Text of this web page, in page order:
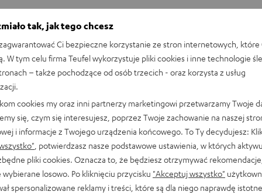
tak, jak tego chcesz
Ci bezpieczne korzystanie ze stron internetowych, które
W tym celu firma Teufel wykorzystuje pliki cookies i inne technologie
– także pochodzące od osób trzecich - oraz korzysta z usług
cookies my oraz inni partnerzy marketingowi przetwarzamy Twoje
się, czym się interesujesz, poprzez Twoje zachowanie na naszej
i informacje z Twojego urządzenia końcowego. To Ty decydujesz:
, potwierdzasz nasze podstawowe ustawienia, w których
pliki cookies. Oznacza to, że będziesz otrzymywać
wybierane losowo. Po kliknięciu przycisku "Akceptuj wszystko"
spersonalizowane reklamy i treści, które są dla niego naprawdę